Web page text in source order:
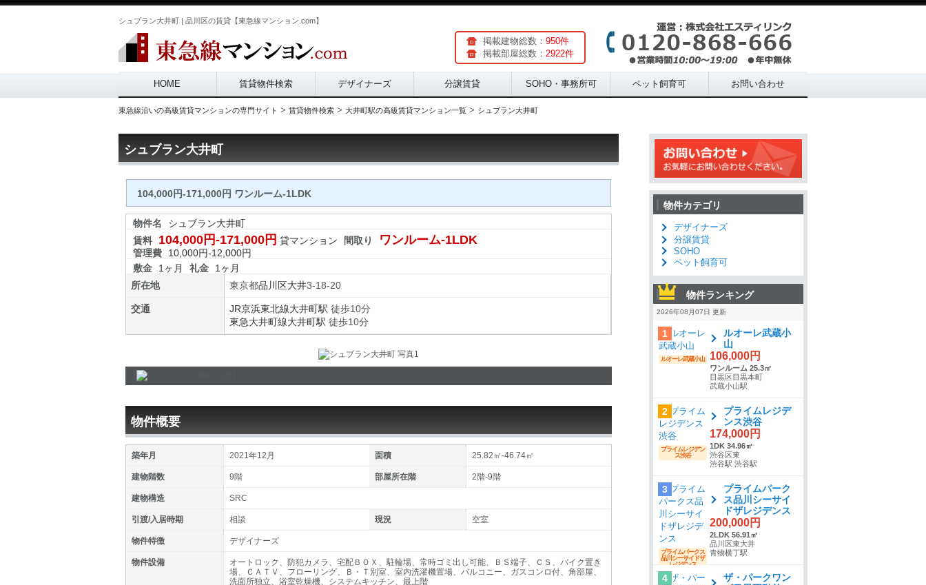
シュブラン大井町 | 品川区の賃貸【東急線マンション.com】
掲載建物総数： 950件
掲載部屋総数： 2922件
Main menu
HOME 賃貸物件検索 デザイナーズ 分譲賃貸 SOHO・事務所可 ペット飼育可 お問い合わせ
東急線沿いの高級賃貸マンションの専門サイト > 賃貸物件検索 > 大井町駅の高級賃貸マンション一覧 > シュブラン大井町
シュブラン大井町
104,000円-171,000円 ワンルーム-1LDK
物件名
シュブラン大井町
賃料
104,000円-171,000円 貸マンション 間取り ワンルーム-1LDK
管理費
10,000円-12,000円
敷金
1ヶ月 礼金
1ヶ月
所在地
東京都品川区大井3-18-20
交通 JR京浜東北線大井町駅 徒歩10分
東急大井町線大井町駅 徒歩10分
物件概要
築年月 2021年12月 面積 25.82㎡-46.74㎡
建物階数 9階 部屋所在階 2階-9階
建物構造 SRC
引渡/入居時期 相談 現況 空室
物件特徴 デザイナーズ
物件設備
オートロック、防犯カメラ、宅配ＢＯＸ、駐輪場、常時ゴミ出し可能、ＢＳ端子、ＣＳ、バイク置き
場、ＣＡＴＶ、フローリング、Ｂ・Ｔ別室、室内洗濯機置場、バルコニー、ガスコンロ付、角部屋、
洗面所独立、浴室乾燥機、システムキッチン、最上階
物件カテゴリ
デザイナーズ
分譲賃貸
SOHO
ペット飼育可
物件ランキング
2026年08月07日 更新
1
ルオーレ武蔵小山
ルオーレ武蔵小
山
106,000円
ワンルーム 25.3㎡
目黒区目黒本町
武蔵小山駅
2
プライムレジデン
ス渋谷
プライムレジデ
ンス渋谷
174,000円
1DK 34.96㎡
渋谷区東
渋谷駅 渋谷駅
3
プライムパークス
品川シーサイドザ
レジデンス
プライムパーク
ス品川シーサイ
ドザレジデンス
200,000円
2LDK 56.91㎡
品川区東大井
青物横丁駅
4
ザ・パークワン